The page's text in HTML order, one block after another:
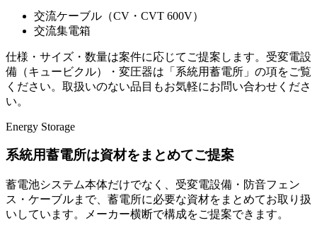
交流ケーブル（CV・CVT 600V）
交流集電箱
仕様・サイズ・数量は案件に応じてご提案します。受変電設
備（キュービクル）・変圧器は「系統用蓄電所」の項をご覧
ください。取扱いのない品目もお気軽にお問い合わせくださ
い。
Energy Storage
系統用蓄電所は資材をまとめてご提案
蓄電池システム本体だけでなく、受変電設備・防音フェン
ス・ケーブルまで、蓄電所に必要な資材をまとめてお取り扱
いしています。メーカー横断で構成をご提案できます。